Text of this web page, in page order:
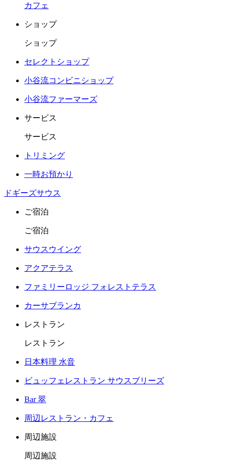
カフェ
ショップ
ショップ
セレクトショップ
小谷流コンビニショップ
小谷流ファーマーズ
サービス
サービス
トリミング
一時お預かり
ドギーズサウス
ご宿泊
ご宿泊
サウスウイング
アクアテラス
ファミリーロッジ フォレストテラス
カーサブランカ
レストラン
レストラン
日本料理 水音
ビュッフェレストラン サウスブリーズ
Bar 翠
周辺レストラン・カフェ
周辺施設
周辺施設